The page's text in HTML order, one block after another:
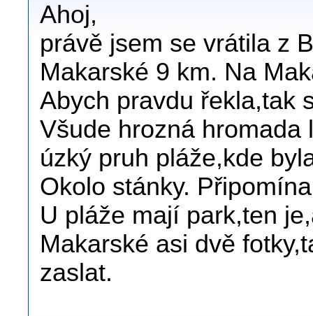
Ahoj,
právě jsem se vrátila z
Makarské 9 km. Na
Abych pravdu řekla,tak
Všude hrozná
úzký pruh pláže,kde
Okolo stánky.
U pláže mají park,ten
Makarské asi dvě
zaslat.